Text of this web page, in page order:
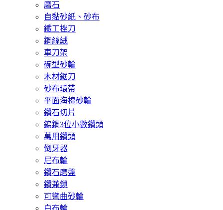
磨石
自黏砂紙、砂布
鐵工挫刀
鋼絲絨
車刀架
碗型砂輪
木材鋸刀
砂布環帶
平面海棉砂輪
鑽石切片
鎢鋼3位小數鑽頭
萬用鑽頭
倒牙器
尼布輪
鑽石磨盤
鑽兼鎖
可彎曲砂輪